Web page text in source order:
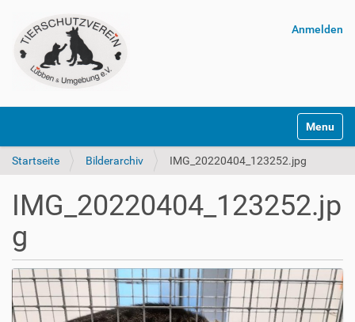
Anmelden
Startseite Bilderarchiv IMG_20220404_123252.jpg
IMG_20220404_123252.jp
g